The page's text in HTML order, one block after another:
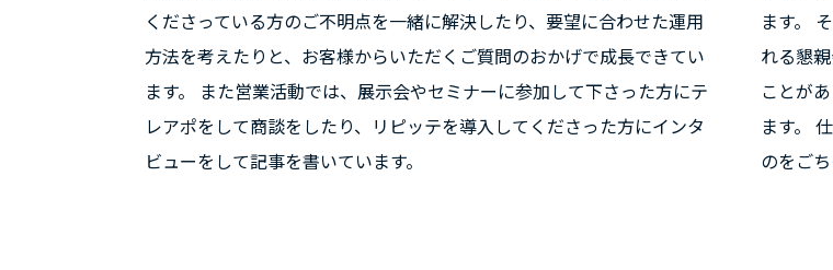
くださっている方のご不明点を一緒に解決したり、要望に合わせた運用
方法を考えたりと、お客様からいただくご質問のおかげで成長できてい
ます。 また営業活動では、展示会やセミナーに参加して下さった方にテ
レアポをして商談をしたり、リピッテを導入してくださった方にインタ
ビューをして記事を書いています。
ます。
れる懇
ことが
ます。
のをご